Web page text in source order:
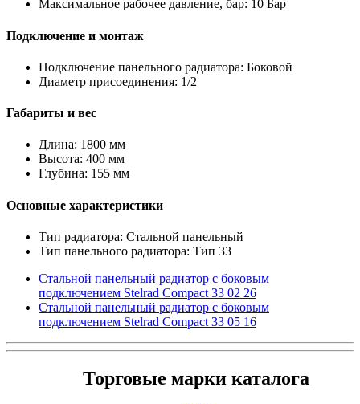
Максимальное рабочее давление, бар: 10 Бар
Подключение и монтаж
Подключение панельного радиатора: Боковой
Диаметр присоединения: 1/2
Габариты и вес
Длина: 1800 мм
Высота: 400 мм
Глубина: 155 мм
Основные характеристики
Тип радиатора: Стальной панельный
Тип панельного радиатора: Тип 33
Стальной панельный радиатор с боковым
подключением Stelrad Compact 33 02 26
Стальной панельный радиатор с боковым
подключением Stelrad Compact 33 05 16
Торговые марки каталога